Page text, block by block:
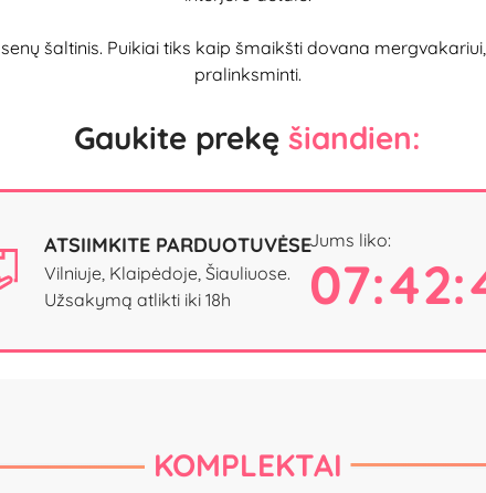
šaltinis. Puikiai tiks kaip šmaikšti dovana
pralinksminti.
Gaukite prekę šiandien:
ATSIIMKITE PARDUOTUVĖSE
Vilniuje, Klaipėdoje, Šiauliuose.
Užsakymą atlikti iki 18h
Jums liko:
KOMPLEKTAI